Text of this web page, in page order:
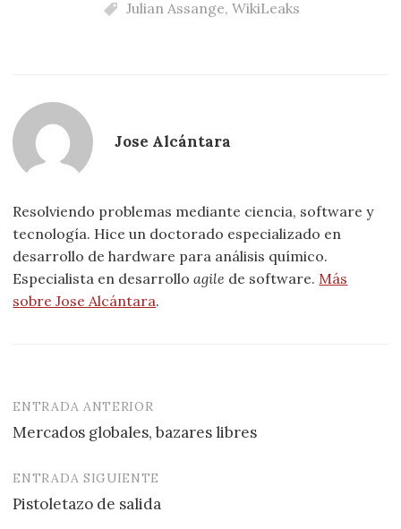
Julian Assange, WikiLeaks
Jose Alcántara
Resolviendo problemas mediante ciencia, software y
tecnología. Hice un doctorado especializado en
desarrollo de hardware para análisis químico.
Especialista en desarrolloagile de software. Más
sobre Jose Alcántara.
Navegación
de
entradas
ENTRADA ANTERIOR
Mercados globales, bazares libres
ENTRADA SIGUIENTE
Pistoletazo de salida